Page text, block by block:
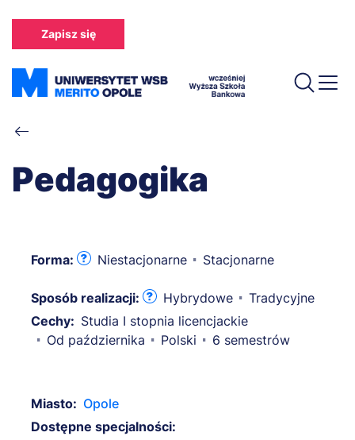
treści
Zapisz się
Ścieżka
nawigacyjna
Pedagogika
Forma: Niestacjonarne Stacjonarne
Sposób realizacji: Hybrydowe
Tradycyjne
Cechy: Studia I stopnia licencjackie
Od października
Polski 6 semestrów
Miasto: Opole
Dostępne specjalności: